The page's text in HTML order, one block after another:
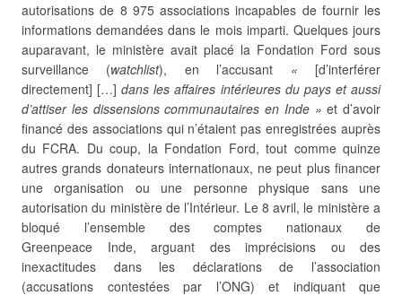
autorisations de 8 975 associations incapables de fournir les
informations demandées dans le mois imparti. Quelques jours
auparavant, le ministère avait placé la Fondation Ford sous
surveillance (watchlist), en l’accusant « [d’interférer
directement] […] dans les affaires intérieures du pays et aussi
d’attiser les dissensions communautaires en Inde »et d’avoir
financé des associations qui n’étaient pas enregistrées auprès
du FCRA. Du coup, la Fondation Ford, tout comme quinze
autres grands donateurs internationaux, ne peut plus financer
une organisation ou une personne physique sans une
autorisation du ministère de l’Intérieur. Le 8 avril, le ministère a
bloqué l’ensemble des comptes nationaux de
Greenpeace Inde, arguant des imprécisions ou des
inexactitudes dans les déclarations de l’association
(accusations contestées par l’ONG) et indiquant que